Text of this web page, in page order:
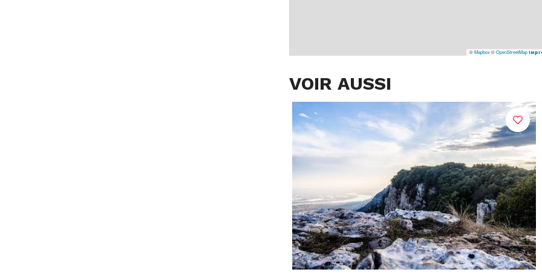
©Mapbox©OpenStreetMap
VOIR AUSSI